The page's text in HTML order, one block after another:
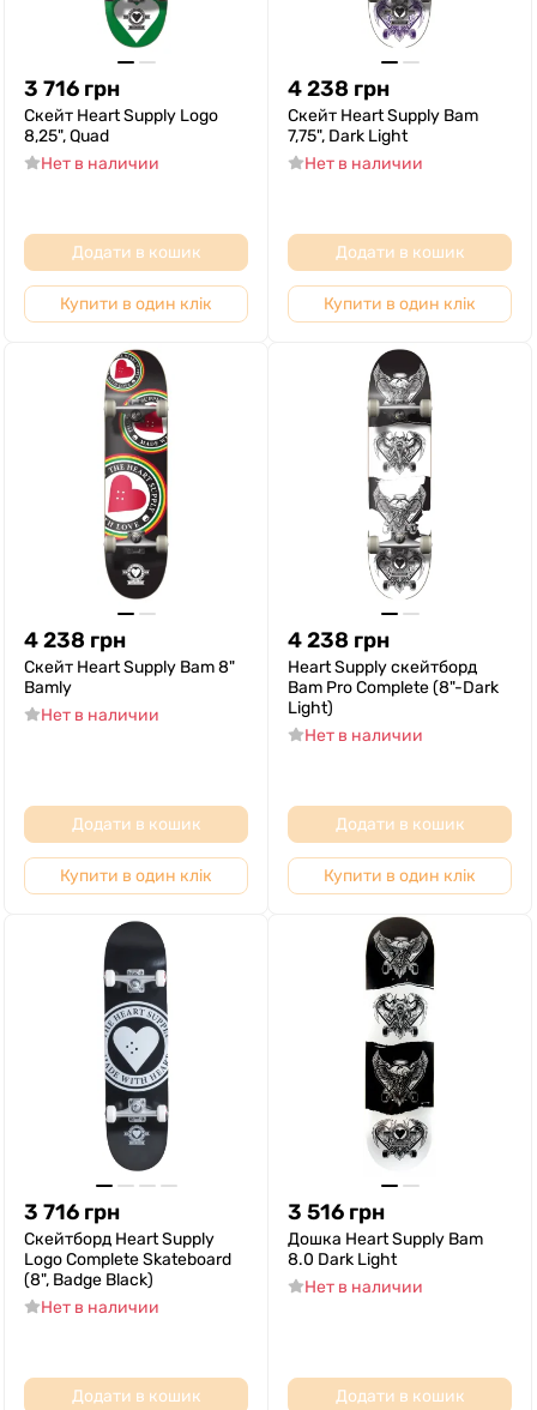
3 716 грн
Скейт Heart Supply Logo
8,25", Quad
Нет в наличии
Додати в кошик
Купити в один клік
4 238 грн
Скейт Heart Supply Bam
7,75", Dark Light
Нет в наличии
Додати в кошик
Купити в один клік
4 238 грн
Скейт Heart Supply Bam 8"
Bamly
Нет в наличии
Додати в кошик
Купити в один клік
4 238 грн
Heart Supply скейтборд
Bam Pro Complete (8"-Dark
Light)
Нет в наличии
Додати в кошик
Купити в один клік
3 716 грн
Скейтборд Heart Supply
Logo Complete Skateboard
(8", Badge Black)
Нет в наличии
Додати в кошик
3 516 грн
Дошка Heart Supply Bam
8.0 Dark Light
Нет в наличии
Додати в кошик